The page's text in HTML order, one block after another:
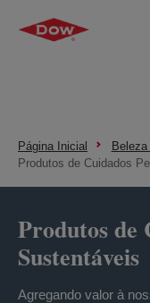
Página Inicial
Produtos de Cuidados
Produtos de
Sustentáveis
Agregando valor à